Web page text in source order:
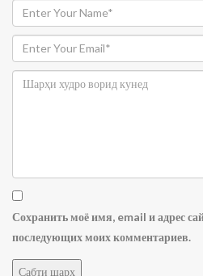
Сохранить моё имя, email и адрес
последующих моих комментариев.